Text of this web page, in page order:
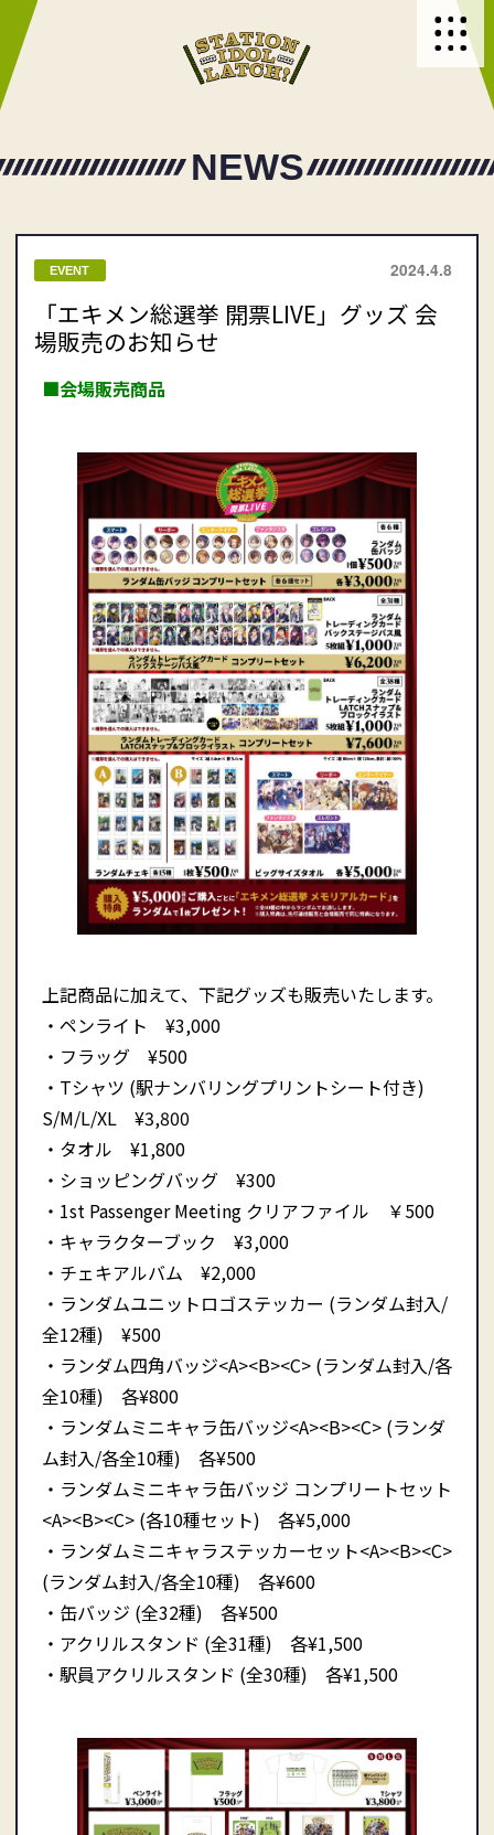
NEWS
EVENT 2024.4.8
「エキメン総選挙 開票LIVE」グッズ 会
場販売のお知らせ
■会場販売商品
上記商品に加えて、下記グッズも販売いたします。
・ペンライト ¥3,000
・フラッグ ¥500
・Tシャツ (駅ナンバリングプリントシート付き)
S/M/L/XL ¥3,800
・タオル ¥1,800
・ショッピングバッグ ¥300
・1st Passenger Meeting クリアファイル ￥500
・キャラクターブック ¥3,000
・チェキアルバム ¥2,000
・ランダムユニットロゴステッカー (ランダム封入/
全12種) ¥500
・ランダム四角バッジ<A><B><C> (ランダム封入/各
全10種) 各¥800
・ランダムミニキャラ缶バッジ<A><B><C> (ランダ
ム封入/各全10種) 各¥500
・ランダムミニキャラ缶バッジ コンプリートセット
<A><B><C> (各10種セット) 各¥5,000
・ランダムミニキャラステッカーセット<A><B><C>
(ランダム封入/各全10種) 各¥600
・缶バッジ (全32種) 各¥500
・アクリルスタンド (全31種) 各¥1,500
・駅員アクリルスタンド (全30種) 各¥1,500